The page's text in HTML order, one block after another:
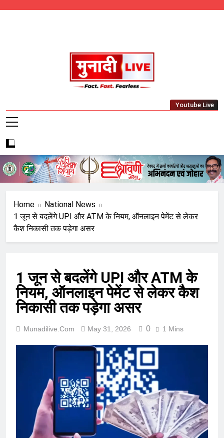
Munadi Live – Jharkhand's Leading Local
Youtube Live
Home
National News
1 जून से बदलेंगे UPI और ATM के नियम, ऑनलाइन पेमेंट से लेकर
कैश निकासी तक पड़ेगा असर
1 जून से बदलेंगे UPI और ATM के
नियम, ऑनलाइन पेमेंट से लेकर कैश
निकासी तक पड़ेगा असर
Munadilive.com May 31, 2026 0 1 Mins